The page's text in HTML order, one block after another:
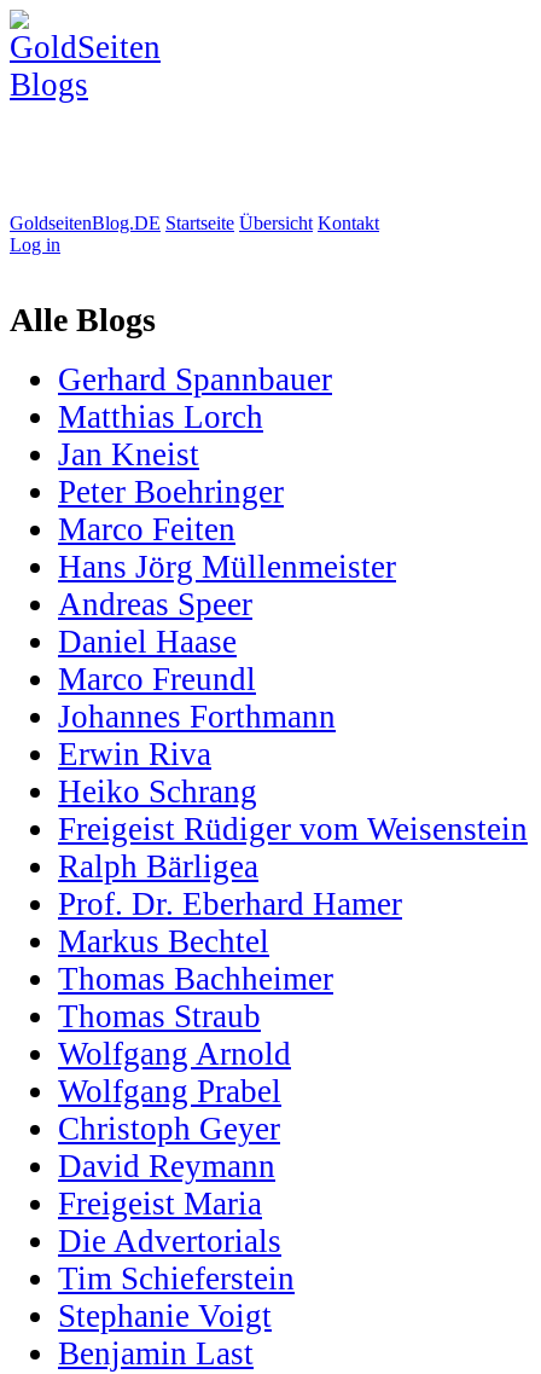
GoldseitenBlog.DE Startseite Übersicht Kontakt
Log in
Alle Blogs
Gerhard Spannbauer
Matthias Lorch
Jan Kneist
Peter Boehringer
Marco Feiten
Hans Jörg Müllenmeister
Andreas Speer
Daniel Haase
Marco Freundl
Johannes Forthmann
Erwin Riva
Heiko Schrang
Freigeist Rüdiger vom Weisenstein
Ralph Bärligea
Prof. Dr. Eberhard Hamer
Markus Bechtel
Thomas Bachheimer
Thomas Straub
Wolfgang Arnold
Wolfgang Prabel
Christoph Geyer
David Reymann
Freigeist Maria
Die Advertorials
Tim Schieferstein
Stephanie Voigt
Benjamin Last